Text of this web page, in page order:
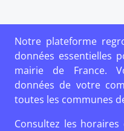
Notre plateforme
données essentielles
mairie de France.
données de votre
toutes les communes
Consultez les